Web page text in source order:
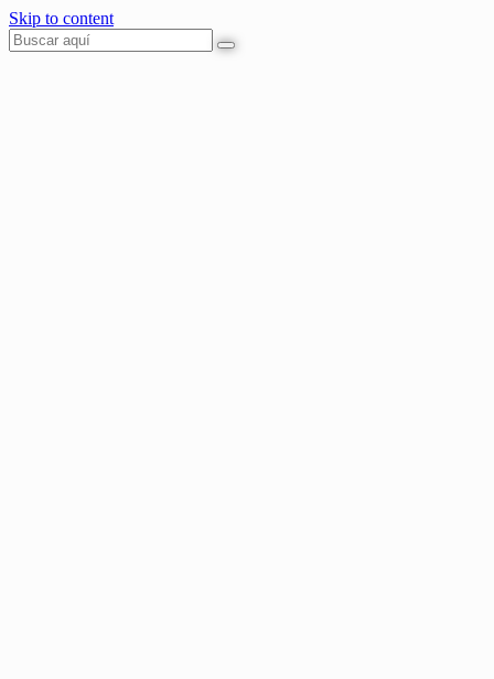
Skip to content